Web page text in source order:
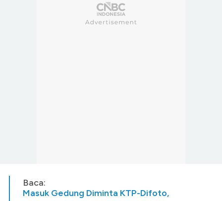
Baca:
Masuk Gedung Diminta KTP-Difoto,